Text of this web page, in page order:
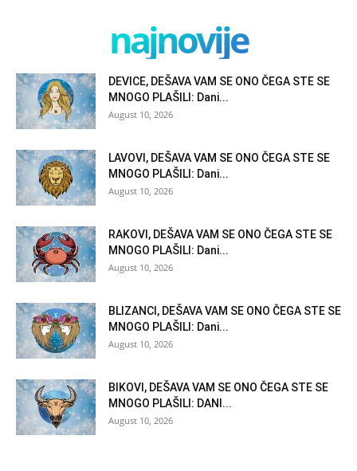
najnovije
DEVICE, DEŠAVA VAM SE ONO ČEGA STE SE
MNOGO PLAŠILI: Dani...
August 10, 2026
LAVOVI, DEŠAVA VAM SE ONO ČEGA STE SE
MNOGO PLAŠILI: Dani...
August 10, 2026
RAKOVI, DEŠAVA VAM SE ONO ČEGA STE SE
MNOGO PLAŠILI: Dani...
August 10, 2026
BLIZANCI, DEŠAVA VAM SE ONO ČEGA STE SE
MNOGO PLAŠILI: Dani...
August 10, 2026
BIKOVI, DEŠAVA VAM SE ONO ČEGA STE SE
MNOGO PLAŠILI: DANI...
August 10, 2026